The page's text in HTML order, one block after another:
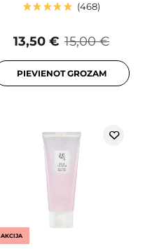
468
15,00 €
13,50 €
PIEVIENOT GROZAM
AKCIJA